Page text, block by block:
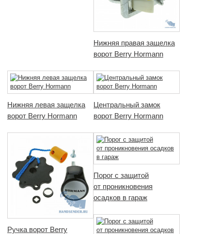
Нижняя правая защелка
ворот Berry Hormann
Нижняя левая защелка
ворот Berry Hormann
Центральный замок
ворот Berry Hormann
Ручка ворот Berry
Порог с защитой
от проникновения
осадков в гараж